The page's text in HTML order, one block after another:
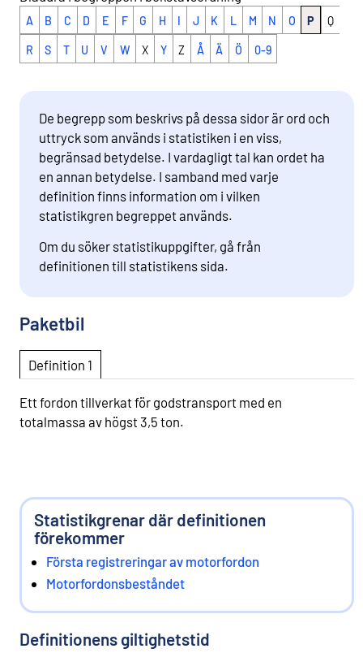
A B C D E F G H I J K L M N O P Q
R S T U V W X Y Z Å Ä Ö 0-9
De begrepp som beskrivs på dessa sidor är ord och
uttryck som används i statistiken i en viss,
begränsad betydelse. I vardagligt tal kan ordet ha
en annan betydelse. I samband med varje
definition finns information om i vilken
statistikgren begreppet används.
Om du söker statistikuppgifter, gå från
definitionen till statistikens sida.
Paketbil
Definition 1
Ett fordon tillverkat för godstransport med en
totalmassa av högst 3,5 ton.
Statistikgrenar där definitionen
förekommer
Första registreringar av motorfordon
Motorfordonsbeståndet
Definitionens giltighetstid